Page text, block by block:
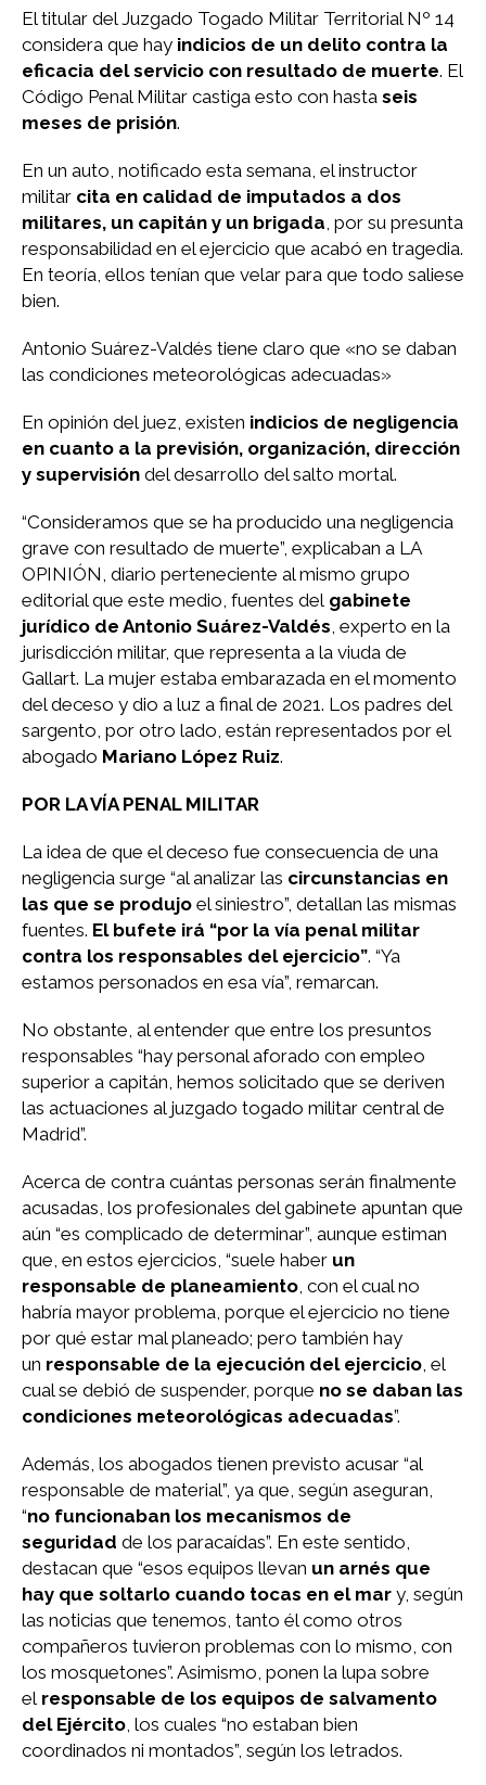
El titular del Juzgado Togado Militar Territorial Nº 14
considera que hay indicios de un delito contra la
eficacia del servicio con resultado de muerte. El
Código Penal Militar castiga esto con hasta seis
meses de prisión.
En un auto, notificado esta semana, el instructor
militar cita en calidad de imputados a dos
militares, un capitán y un brigada , por su presunta
responsabilidad en el ejercicio que acabó en tragedia.
En teoría, ellos tenían que velar para que todo saliese
bien.
Antonio Suárez-Valdés tiene claro que «no se daban
las condiciones meteorológicas adecuadas»
En opinión del juez, existen indicios de negligencia
en cuanto a la previsión, organización, dirección
y supervisión del desarrollo del salto mortal.
“Consideramos que se ha producido una negligencia
grave con resultado de muerte”, explicaban a LA
OPINIÓN, diario perteneciente al mismo grupo
editorial que este medio, fuentes del gabinete
jurídico de Antonio Suárez-Valdés , experto en la
jurisdicción militar, que representa a la viuda de
Gallart. La mujer estaba embarazada en el momento
del deceso y dio a luz a final de 2021. Los padres del
sargento, por otro lado, están representados por el
abogado Mariano López Ruiz.
POR LA VÍA PENAL MILITAR
La idea de que el deceso fue consecuencia de una
negligencia surge “al analizar las circunstancias en
las que se produjo el siniestro”, detallan las mismas
fuentes. El bufete irá “por la vía penal militar
contra los responsables del ejercicio”. “Ya
estamos personados en esa vía”, remarcan.
No obstante, al entender que entre los presuntos
responsables “hay personal aforado con empleo
superior a capitán, hemos solicitado que se deriven
las actuaciones al juzgado togado militar central de
Madrid”.
Acerca de contra cuántas personas serán finalmente
acusadas, los profesionales del gabinete apuntan que
aún “es complicado de determinar”, aunque estiman
que, en estos ejercicios, “suele haber un
responsable de planeamiento , con el cual no
habría mayor problema, porque el ejercicio no tiene
por qué estar mal planeado; pero también hay
un responsable de la ejecución del ejercicio , el
cual se debió de suspender, porque no se daban las
condiciones meteorológicas adecuadas”.
Además, los abogados tienen previsto acusar “al
responsable de material”, ya que, según aseguran,
“no funcionaban los mecanismos de
seguridad de los paracaídas”. En este sentido,
destacan que “esos equipos llevan un arnés que
hay que soltarlo cuando tocas en el mar y, según
las noticias que tenemos, tanto él como otros
compañeros tuvieron problemas con lo mismo, con
los mosquetones”. Asimismo, ponen la lupa sobre
el responsable de los equipos de salvamento
del Ejército , los cuales “no estaban bien
coordinados ni montados”, según los letrados.